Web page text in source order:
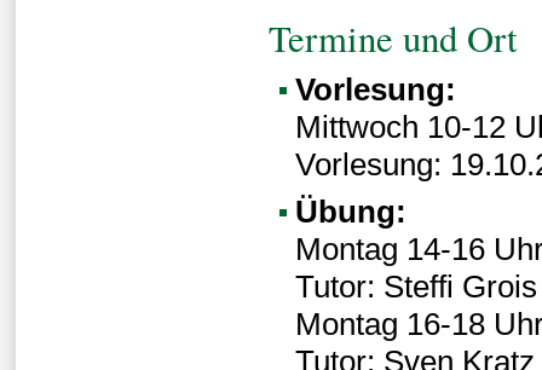
Termine und Ort
Vorlesung:
Mittwoch 10-12
Vorlesung:
Übung:
Montag 14-16
Tutor: Steffi Grois
Montag 16-18
Tutor: Sven Kratz